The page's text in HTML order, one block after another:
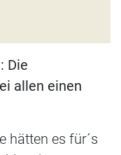
Die
allen einen
hätten es für´s